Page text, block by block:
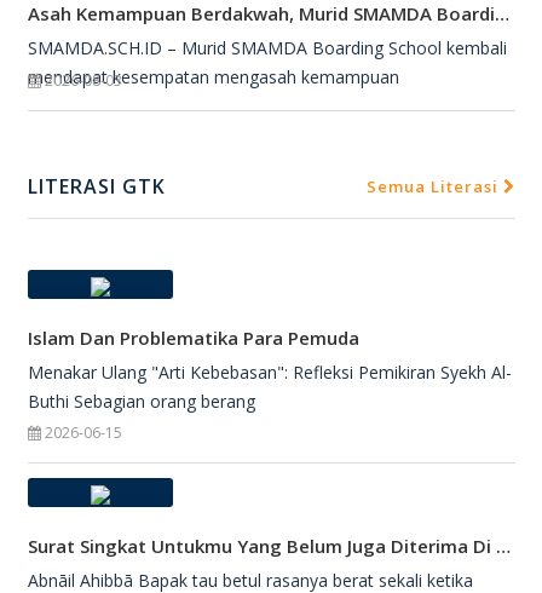
Asah Kemampuan Berdakwah, Murid SMAMDA Boarding School Dipercaya Jadi Petugas Salat Jumat
SMAMDA.SCH.ID – Murid SMAMDA Boarding School kembali
mendapat kesempatan mengasah kemampuan
2026-08-03
LITERASI GTK Semua Literasi
Islam Dan Problematika Para Pemuda
Menakar Ulang "Arti Kebebasan": Refleksi Pemikiran Syekh Al-
Buthi Sebagian orang berang
2026-06-15
Surat Singkat Untukmu Yang Belum Juga Diterima Di Perguruan Tinggi
Abnāil Ahibbā Bapak tau betul rasanya berat sekali ketika